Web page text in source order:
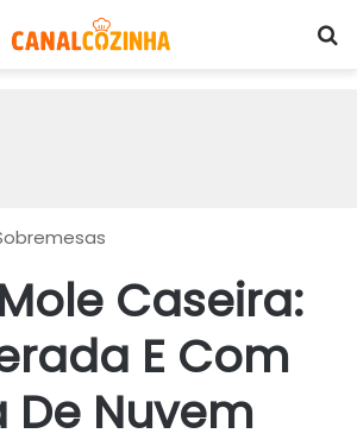
Caseira:
E Com
De Nuvem